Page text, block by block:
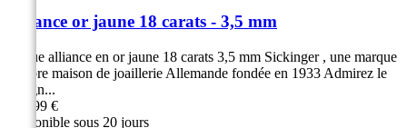
Alliance or jaune 18 carats - 3,5 mm
Bague alliance en or jaune 18 carats 3,5 mm Sickinger , une marque
célèbre maison de joaillerie Allemande fondée en 1933 Admirez le
design...
799,99 €
Disponible sous 20 jours